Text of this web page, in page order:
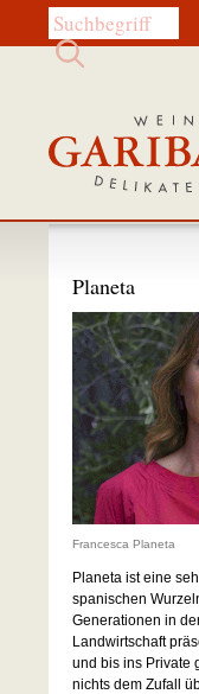
Diese Website
Planeta
Francesca Planeta
Planeta ist eine
spanischen
Generationen in
Landwirtschaft
und bis ins Private
nichts dem Zufall